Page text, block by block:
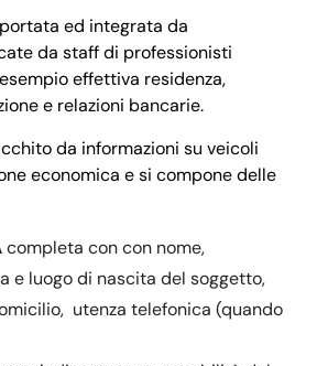
ed integrata da
da staff di professionisti
effettiva residenza,
e relazioni bancarie.
da informazioni su veicoli
economica e si compone delle
completa con con nome,
e luogo di nascita del soggetto,
utenza telefonica (quando